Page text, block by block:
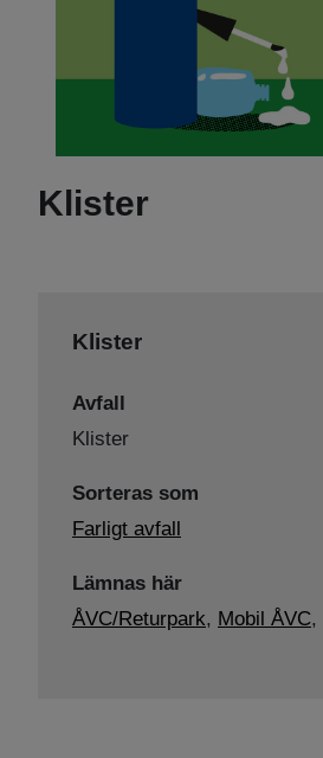
Klister
Klister
Avfall
Klister
Sorteras som
Farligt avfall
Lämnas här
ÅVC/Returpark, Mobil ÅVC,